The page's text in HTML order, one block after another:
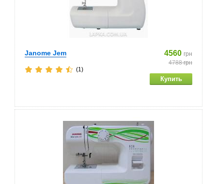
Janome Jem 4560 грн
4788грн
(1)